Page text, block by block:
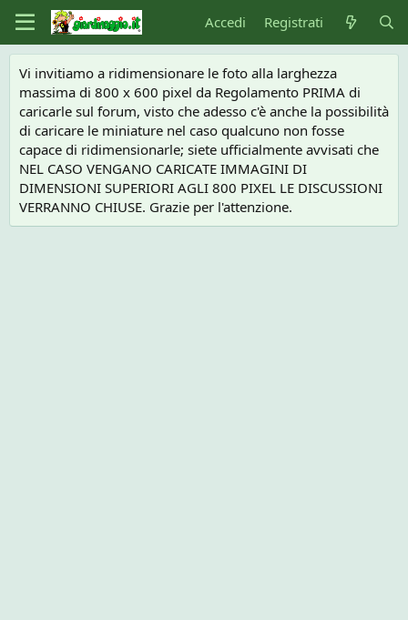
Accedi Registrati
Vi invitiamo a ridimensionare le foto alla larghezza
massima di 800 x 600 pixel da Regolamento PRIMA di
caricarle sul forum, visto che adesso c'è anche la possibilità
di caricare le miniature nel caso qualcuno non fosse
capace di ridimensionarle; siete ufficialmente avvisati che
NEL CASO VENGANO CARICATE IMMAGINI DI
DIMENSIONI SUPERIORI AGLI 800 PIXEL LE DISCUSSIONI
VERRANNO CHIUSE. Grazie per l'attenzione.